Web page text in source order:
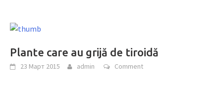
Plante care au grijă de tiroidă
23 Март 2015 admin Comment